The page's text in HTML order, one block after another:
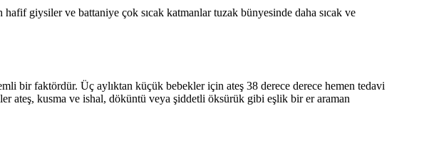
giysiler ve battaniye çok sıcak katmanlar tuzak bünyesinde daha sıcak ve
bir faktördür. Üç aylıktan küçük bebekler için ateş 38 derece derece hemen tedavi
ateş, kusma ve ishal, döküntü veya şiddetli öksürük gibi eşlik bir er araman